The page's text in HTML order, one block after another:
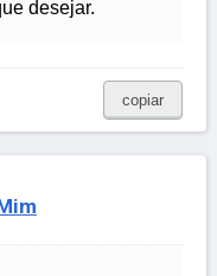
desejar.
copiar